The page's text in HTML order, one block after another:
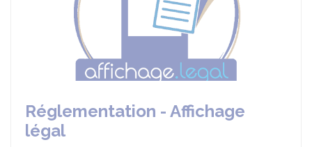
Réglementation - Affichage
légal